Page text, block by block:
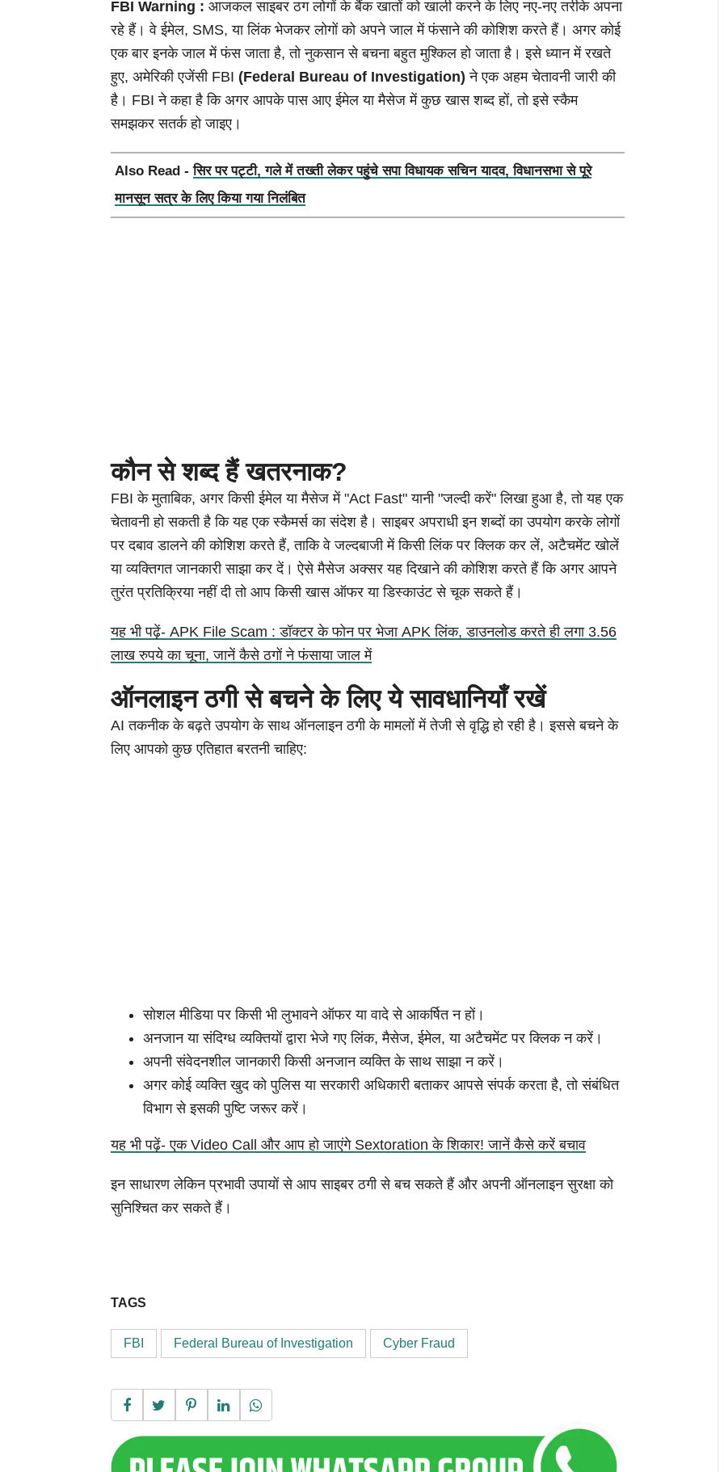
FBI Warning : आजकल साइबर ठग लोगों के बैंक खातों को खाली करने के लिए नए-नए तरीके अपना
रहे हैं। वे ईमेल, SMS, या लिंक भेजकर लोगों को अपने जाल में फंसाने की कोशिश करते हैं। अगर कोई
एक बार इनके जाल में फंस जाता है, तो नुकसान से बचना बहुत मुश्किल हो जाता है। इसे ध्यान में रखते
हुए, अमेरिकी एजेंसी FBI (Federal Bureau of Investigation) ने एक अहम चेतावनी जारी की
है। FBI ने कहा है कि अगर आपके पास आए ईमेल या मैसेज में कुछ खास शब्द हों, तो इसे स्कैम
समझकर सतर्क हो जाइए।
Also Read -सिर पर पट्टी, गले में तख्ती लेकर पहुंचे सपा विधायक सचिन यादव, विधानसभा से पूरे
मानसून सत्र के लिए किया गया निलंबित
कौन से शब्द हैं खतरनाक?
FBI के मुताबिक, अगर किसी ईमेल या मैसेज में "Act Fast" यानी "जल्दी करें" लिखा हुआ है, तो यह एक
चेतावनी हो सकती है कि यह एक स्कैमर्स का संदेश है। साइबर अपराधी इन शब्दों का उपयोग करके लोगों
पर दबाव डालने की कोशिश करते हैं, ताकि वे जल्दबाजी में किसी लिंक पर क्लिक कर लें, अटैचमेंट खोलें
या व्यक्तिगत जानकारी साझा कर दें। ऐसे मैसेज अक्सर यह दिखाने की कोशिश करते हैं कि अगर आपने
तुरंत प्रतिक्रिया नहीं दी तो आप किसी खास ऑफर या डिस्काउंट से चूक सकते हैं।
यह भी पढ़ें- APK File Scam : डॉक्टर के फोन पर भेजा APK लिंक, डाउनलोड करते ही लगा 3.56
लाख रुपये का चूना, जानें कैसे ठगों ने फंसाया जाल में
ऑनलाइन ठगी से बचने के लिए ये सावधानियाँ रखें
AI तकनीक के बढ़ते उपयोग के साथ ऑनलाइन ठगी के मामलों में तेजी से वृद्धि हो रही है। इससे बचने के
लिए आपको कुछ एतिहात बरतनी चाहिए:
सोशल मीडिया पर किसी भी लुभावने ऑफर या वादे से आकर्षित न हों।
अनजान या संदिग्ध व्यक्तियों द्वारा भेजे गए लिंक, मैसेज, ईमेल, या अटैचमेंट पर क्लिक न करें।
अपनी संवेदनशील जानकारी किसी अनजान व्यक्ति के साथ साझा न करें।
अगर कोई व्यक्ति खुद को पुलिस या सरकारी अधिकारी बताकर आपसे संपर्क करता है, तो संबंधित
विभाग से इसकी पुष्टि जरूर करें।
यह भी पढ़ें- एक Video Call और आप हो जाएंगे Sextoration के शिकार! जानें कैसे करें बचाव
इन साधारण लेकिन प्रभावी उपायों से आप साइबर ठगी से बच सकते हैं और अपनी ऑनलाइन सुरक्षा को
सुनिश्चित कर सकते हैं।
TAGS
FBI Federal Bureau of Investigation Cyber Fraud